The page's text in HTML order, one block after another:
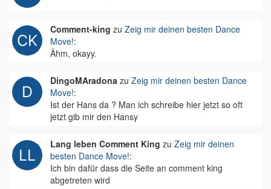
Comment-king zu Zeig mir deinen besten Dance
Move!:
Ähm, okayy.
DingoMAradona zu Zeig mir deinen besten Dance
Move!:
Ist der Hans da ? Man ich schreibe hier jetzt so oft
jetzt gib mir den Hansy
Lang leben Comment King zu Zeig mir deinen
besten Dance Move!:
Ich bin dafür dass die Seite an comment king
abgetreten wird